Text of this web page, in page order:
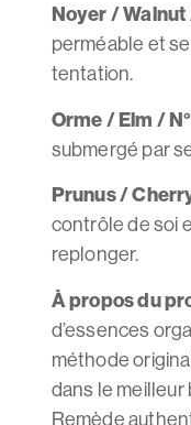
Noyer / Walnut
perméable et
tentation.
Orme / Elm /
submergé par
Prunus /
contrôle de soi
replonger.
À propos du
d’essences
méthode
dans le
Remède